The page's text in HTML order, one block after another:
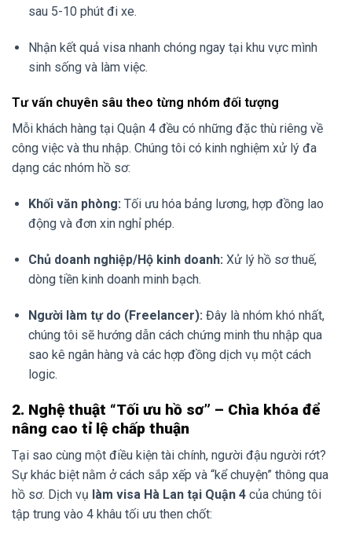
sau 5-10 phút đi xe.
Nhận kết quả visa nhanh chóng ngay tại khu vực mình
sinh sống và làm việc.
Tư vấn chuyên sâu theo từng nhóm đối tượng
Mỗi khách hàng tại Quận 4 đều có những đặc thù riêng về
công việc và thu nhập. Chúng tôi có kinh nghiệm xử lý đa
dạng các nhóm hồ sơ:
Khối văn phòng: Tối ưu hóa bảng lương, hợp đồng lao
động và đơn xin nghỉ phép.
Chủ doanh nghiệp/Hộ kinh doanh: Xử lý hồ sơ thuế,
dòng tiền kinh doanh minh bạch.
Người làm tự do (Freelancer): Đây là nhóm khó nhất,
chúng tôi sẽ hướng dẫn cách chứng minh thu nhập qua
sao kê ngân hàng và các hợp đồng dịch vụ một cách
logic.
2. Nghệ thuật “Tối ưu hồ sơ” – Chìa khóa để
nâng cao tỉ lệ chấp thuận
Tại sao cùng một điều kiện tài chính, người đậu người rớt?
Sự khác biệt nằm ở cách sắp xếp và “kể chuyện” thông qua
hồ sơ. Dịch vụ làm visa Hà Lan tại Quận 4 của chúng tôi
tập trung vào 4 khâu tối ưu then chốt: